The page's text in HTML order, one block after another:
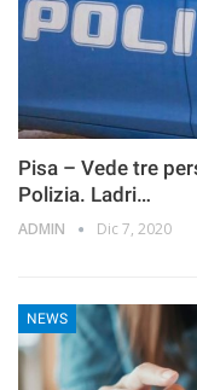
Pisa – Vede tre
Polizia. Ladri…
ADMIN Dic 7, 2020
NEWS